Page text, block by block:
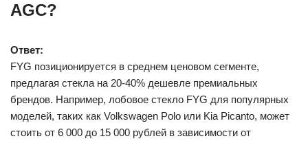
AGC?
Ответ:
FYG позиционируется в среднем ценовом сегменте,
предлагая стекла на 20-40% дешевле премиальных
брендов. Например, лобовое стекло FYG для популярных
моделей, таких как Volkswagen Polo или Kia Picanto, может
стоить от 6 000 до 15 000 рублей в зависимости от